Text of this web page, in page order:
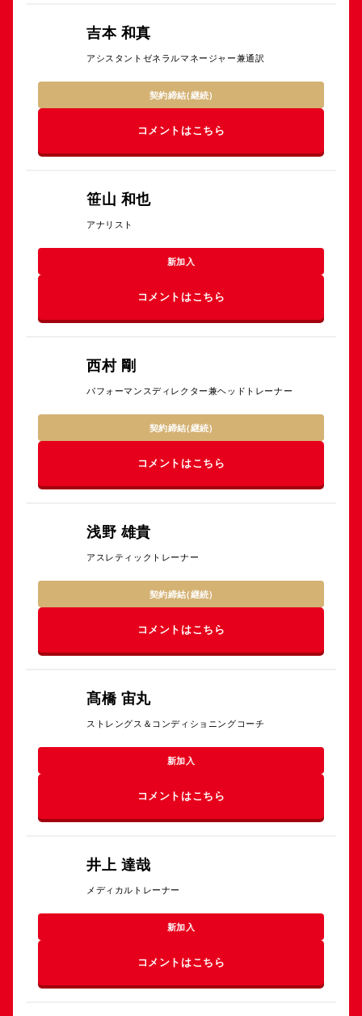
吉本 和真
アシスタントゼネラルマネージャー兼通訳
契約締結(継続)
コメントはこちら
笹山 和也
アナリスト
新加入
コメントはこちら
西村 剛
パフォーマンスディレクター兼ヘッドトレーナー
契約締結(継続)
コメントはこちら
浅野 雄貴
アスレティックトレーナー
契約締結(継続)
コメントはこちら
髙橋 宙丸
ストレングス＆コンディショニングコーチ
新加入
コメントはこちら
井上 達哉
メディカルトレーナー
新加入
コメントはこちら